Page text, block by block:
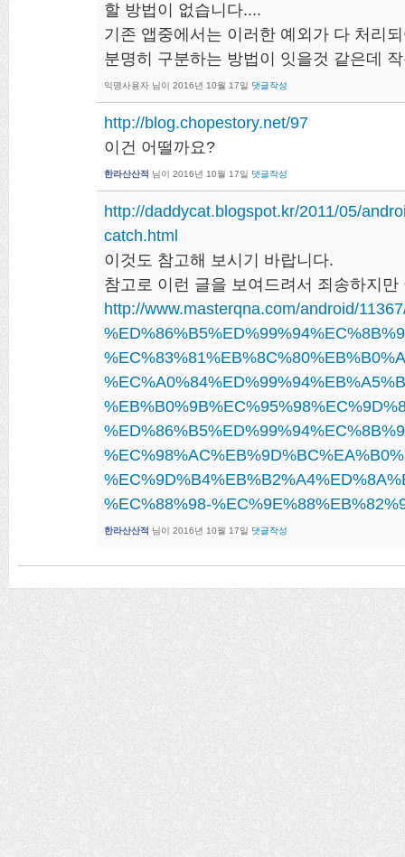
할 방법이 없습니다....
기존 앱중에서는 이러한 예외가 다 처리
분명히 구분하는 방법이 잇을것 같은데
익명사용자 님이 2016년 10월 17일 댓글작성
http://blog.chopestory.net/97
이건 어떨까요?
한라산산적 님이 2016년 10월 17일 댓글작성
http://daddycat.blogspot.kr/2011/05/
catch.html
이것도 참고해 보시기 바랍니다.
참고로 이런 글을 보여드려서 죄송하지
http://www.masterqna.com/android/
%EC%88%98-
한라산산적 님이 2016년 10월 17일 댓글작성